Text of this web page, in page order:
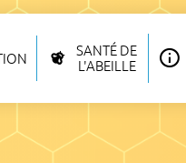
SANTÉ DE
L'ABEILLE